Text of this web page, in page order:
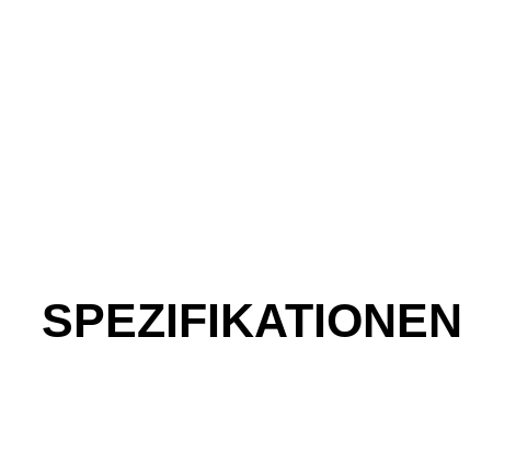
SPEZIFIKATIONEN